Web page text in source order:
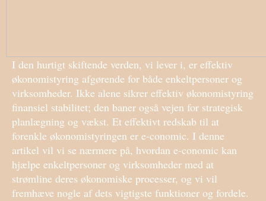
I den hurtigt skiftende verden, vi lever i, er effektiv
økonomistyring afgørende for både enkeltpersoner og
virksomheder. Ikke alene sikrer effektiv økonomistyring
finansiel stabilitet; den baner også vejen for strategisk
planlægning og vækst. Et effektivt redskab til at
forenkle økonomistyringen er e-conomic. I denne
artikel vil vi se nærmere på, hvordan e-conomic kan
hjælpe enkeltpersoner og virksomheder med at
strømline deres økonomiske processer, og vi vil
fremhæve nogle af dets vigtigste funktioner og fordele.